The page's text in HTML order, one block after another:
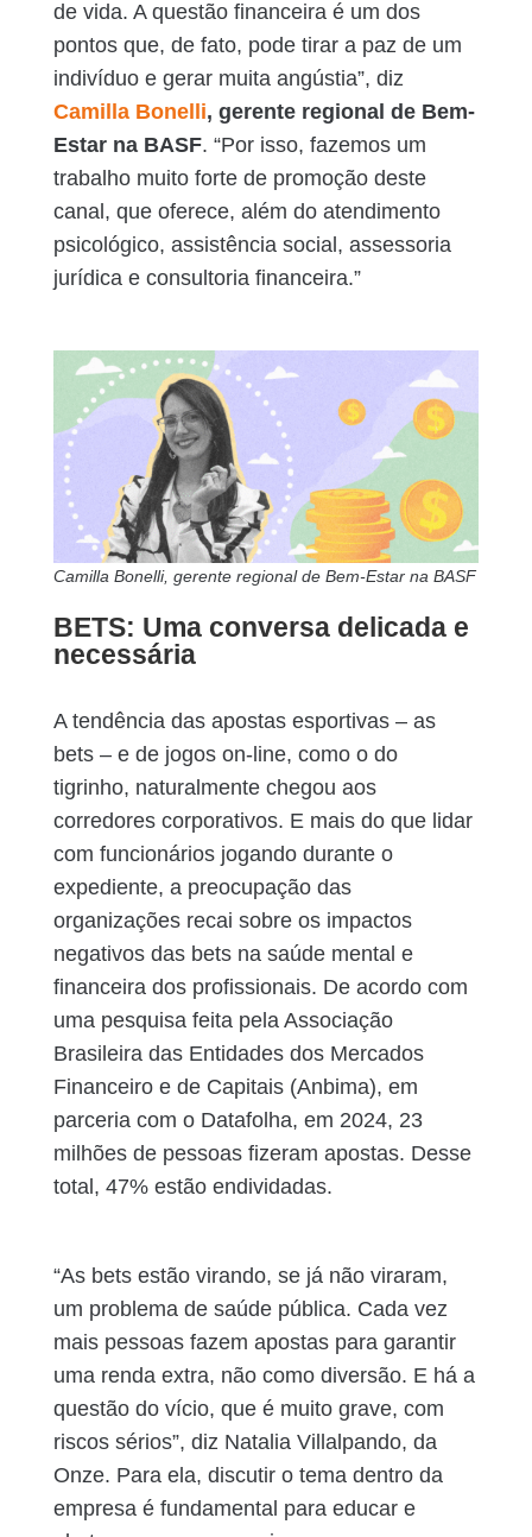
de vida. A questão financeira é um dos
pontos que, de fato, pode tirar a paz de um
indivíduo e gerar muita angústia”, diz
Camilla Bonelli, gerente regional de Bem-
Estar na BASF. “Por isso, fazemos um
trabalho muito forte de promoção deste
canal, que oferece, além do atendimento
psicológico, assistência social, assessoria
jurídica e consultoria financeira.”
Camilla Bonelli, gerente regional de Bem-Estar na BASF
BETS: Uma conversa delicada e
necessária
A tendência das apostas esportivas – as
bets – e de jogos on-line, como o do
tigrinho, naturalmente chegou aos
corredores corporativos. E mais do que lidar
com funcionários jogando durante o
expediente, a preocupação das
organizações recai sobre os impactos
negativos das bets na saúde mental e
financeira dos profissionais. De acordo com
uma pesquisa feita pela Associação
Brasileira das Entidades dos Mercados
Financeiro e de Capitais (Anbima), em
parceria com o Datafolha, em 2024, 23
milhões de pessoas fizeram apostas. Desse
total, 47% estão endividadas.
“As bets estão virando, se já não viraram,
um problema de saúde pública. Cada vez
mais pessoas fazem apostas para garantir
uma renda extra, não como diversão. E há a
questão do vício, que é muito grave, com
riscos sérios”, diz Natalia Villalpando, da
Onze. Para ela, discutir o tema dentro da
empresa é fundamental para educar e